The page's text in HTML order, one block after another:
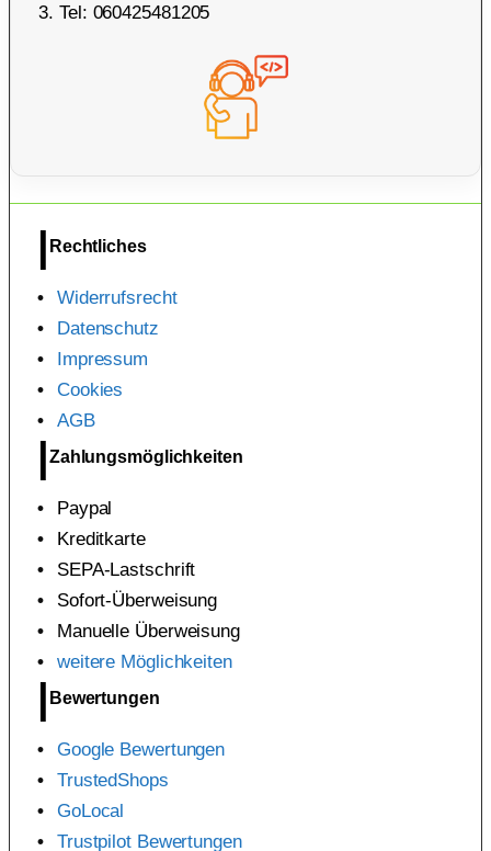
Tel: 060425481205
Rechtliches
Widerrufsrecht
Datenschutz
Impressum
Cookies
AGB
Zahlungsmöglichkeiten
Paypal
Kreditkarte
SEPA-Lastschrift
Sofort-Überweisung
Manuelle Überweisung
weitere Möglichkeiten
Bewertungen
Google Bewertungen
TrustedShops
GoLocal
Trustpilot Bewertungen